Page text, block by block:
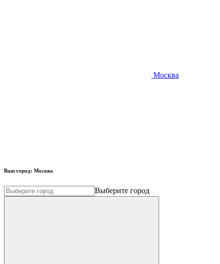
Москва
Ваш город: Москва
Выберите город